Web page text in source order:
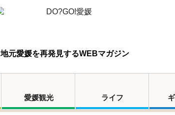
地元愛媛を再発見するWEBマガジン
愛媛観光 ライフ